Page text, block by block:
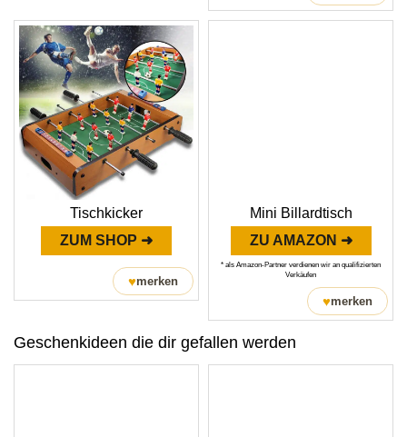
Tischkicker
ZUM SHOP ➜
♥merken
Mini Billardtisch
ZU AMAZON ➜
* als Amazon-Partner verdienen wir an qualifizierten
Verkäufen
♥merken
Geschenkideen die dir gefallen werden